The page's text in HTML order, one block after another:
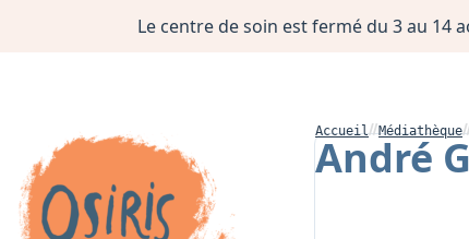
Le centre de soin est fermé du 3 au 14
Accueil Médiathèque
André